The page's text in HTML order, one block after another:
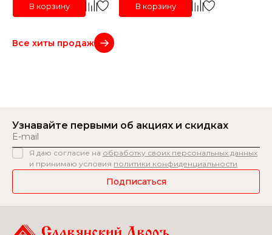
В корзину В корзину
Все хиты продаж
Узнавайте первыми об акциях и скидках
Я даю согласие на обработку своих персональных данных
и принимаю условия политики конфиденциальности
Подписаться